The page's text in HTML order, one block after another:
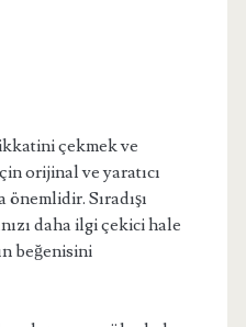
çekmek ve
orijinal ve yaratıcı
Sıradışı
daha ilgi çekici hale
beğenisini